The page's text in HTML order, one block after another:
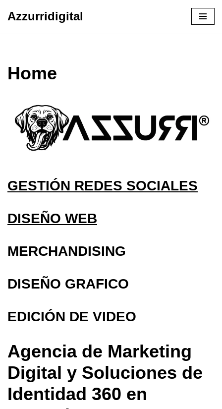
Azzurridigital
Home
GESTIÓN REDES SOCIALES
DISEÑO WEB
MERCHANDISING
DISEÑO GRAFICO
EDICIÓN DE VIDEO
Agencia de Marketing
Digital y Soluciones de
Identidad 360 en